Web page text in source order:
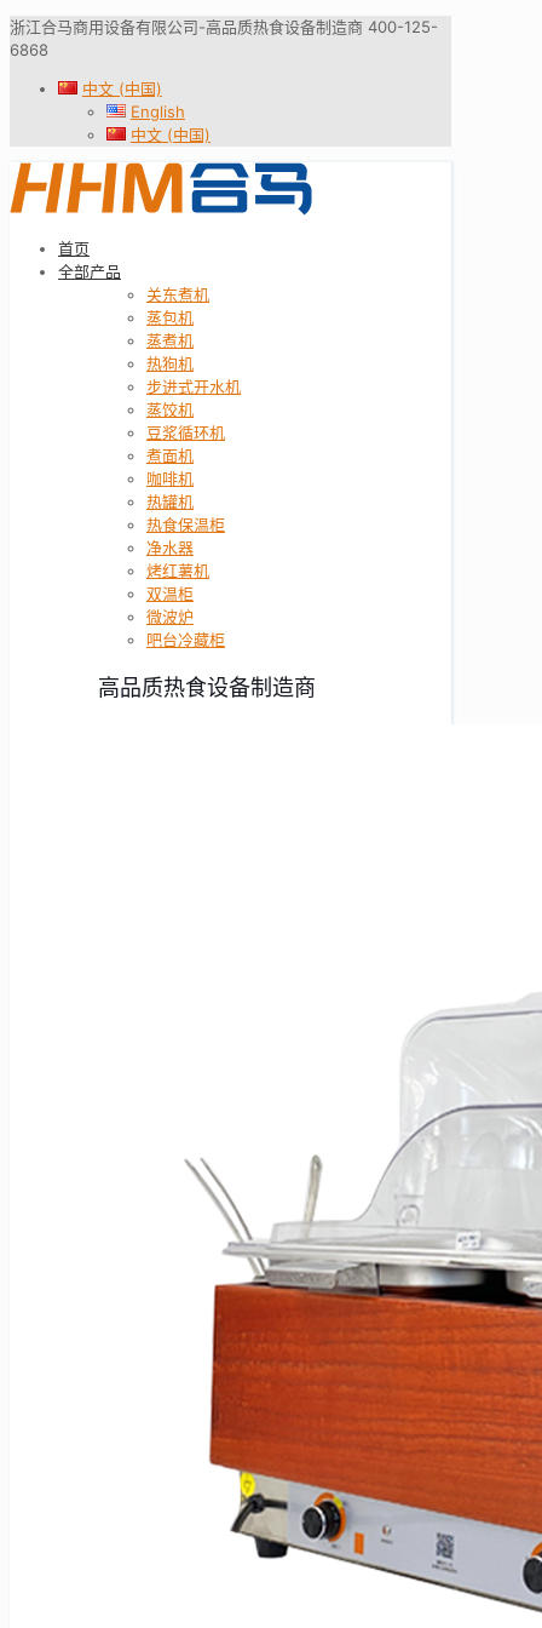
浙江合马商用设备有限公司-高品质热食设备制造商 400-125-
6868
中文 (中国)
English
中文 (中国)
首页
全部产品
关东煮机
蒸包机
蒸煮机
热狗机
步进式开水机
蒸饺机
豆浆循环机
煮面机
咖啡机
热罐机
热食保温柜
净水器
烤红薯机
双温柜
微波炉
吧台冷藏柜
高品质热食设备制造商